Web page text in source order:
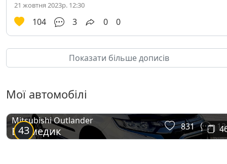
21 жовтня 2023р. 12:30
104 3 0 0
Показати більше дописів
Мої автомобілі
43
Mitsubishi Outlander
Ведмедик 831 13